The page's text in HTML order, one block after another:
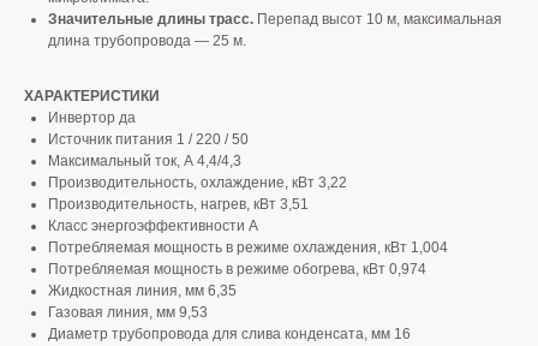
Значительные длины трасс. Перепад высот 10 м, максимальная
длина трубопровода — 25 м.
ХАРАКТЕРИСТИКИ
Инвертор да
Источник питания 1 / 220 / 50
Максимальный ток, А 4,4/4,3
Производительность, охлаждение, кВт 3,22
Производительность, нагрев, кВт 3,51
Класс энергоэффективности A
Потребляемая мощность в режиме охлаждения, кВт 1,004
Потребляемая мощность в режиме обогрева, кВт 0,974
Жидкостная линия, мм 6,35
Газовая линия, мм 9,53
Диаметр трубопровода для слива конденсата, мм 16